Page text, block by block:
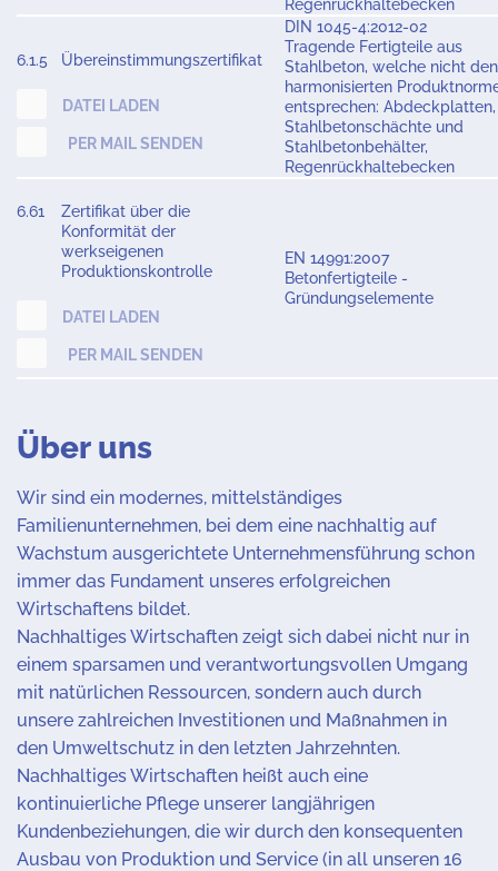
Regenrückhaltebecken
6.1.5 Übereinstimmungszertifikat
DATEI LADEN
PER MAIL SENDEN
DIN 1045-4:2012-02
Tragende Fertigteile aus
Stahlbeton, welche nicht den
harmonisierten
entsprechen: Abdeckplatten,
Stahlbetonschächte und
Stahlbetonbehälter,
Regenrückhaltebecken
6.61
Zertifikat über die
Konformität der
werkseigenen
Produktionskontrolle
DATEI LADEN
PER MAIL SENDEN
EN 14991:2007
Betonfertigteile -
Gründungselemente
Über uns
Wir sind ein modernes, mittelständiges
Familienunternehmen, bei dem eine nachhaltig auf
Wachstum ausgerichtete Unternehmensführung schon
immer das Fundament unseres erfolgreichen
Wirtschaftens bildet.
Nachhaltiges Wirtschaften zeigt sich dabei nicht nur in
einem sparsamen und verantwortungsvollen Umgang
mit natürlichen Ressourcen, sondern auch durch
unsere zahlreichen Investitionen und Maßnahmen in
den Umweltschutz in den letzten Jahrzehnten.
Nachhaltiges Wirtschaften heißt auch eine
kontinuierliche Pflege unserer langjährigen
Kundenbeziehungen, die wir durch den konsequenten
Ausbau von Produktion und Service (in all unseren 16